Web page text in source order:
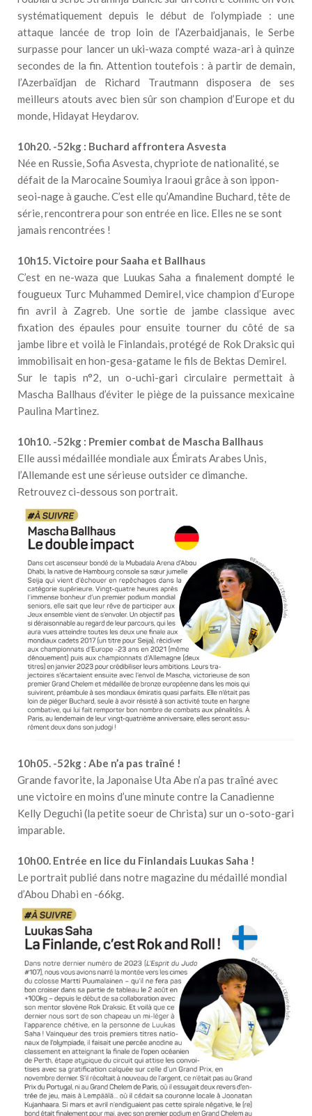
systématiquement depuis le début de l’olympiade : une
attaque lancée de trop loin de l’Azerbaidjanais, le Serbe
surpasse pour lancer un uki-waza compté waza-ari à quinze
secondes de la fin. Attention toutefois : à partir de demain,
l’Azerbaïdjan de Richard Trautmann disposera de ses
meilleurs atouts avec bien sûr son champion d’Europe et du
monde, Hidayat Heydarov.
10h20. -52kg : Buchard affrontera Asvesta
Née en Russie, Sofia Asvesta, chypriote de nationalité, se
défait de la Marocaine Soumiya Iraoui grâce à son ippon-
seoi-nage à gauche. C’est elle qu’Amandine Buchard, tête de
série, rencontrera pour son entrée en lice. Elles ne se sont
jamais rencontrées !
10h15. Victoire pour Saaha et Ballhaus
C’est en ne-waza que Luukas Saha a finalement dompté le
fougueux Turc Muhammed Demirel, vice champion d’Europe
fin avril à Zagreb. Une sortie de jambe classique avec
fixation des épaules pour ensuite tourner du côté de sa
jambe libre et voilà le Finlandais, protégé de Rok Draksic qui
immobilisait en hon-gesa-gatame le fils de Bektas Demirel.
Sur le tapis n°2, un o-uchi-gari circulaire permettait à
Mascha Ballhaus d’éviter le piège de la puissance mexicaine
Paulina Martinez.
10h10. -52kg : Premier combat de Mascha Ballhaus
Elle aussi médaillée mondiale aux Émirats Arabes Unis,
l’Allemande est une sérieuse outsider ce dimanche.
Retrouvez ci-dessous son portrait.
10h05. -52kg : Abe n’a pas traîné !
Grande favorite, la Japonaise Uta Abe n’a pas traîné avec
une victoire en moins d’une minute contre la Canadienne
Kelly Deguchi (la petite soeur de Christa) sur un o-soto-gari
imparable.
10h00. Entrée en lice du Finlandais Luukas Saha !
Le portrait publié dans notre magazine du médaillé mondial
d’Abou Dhabi en -66kg.